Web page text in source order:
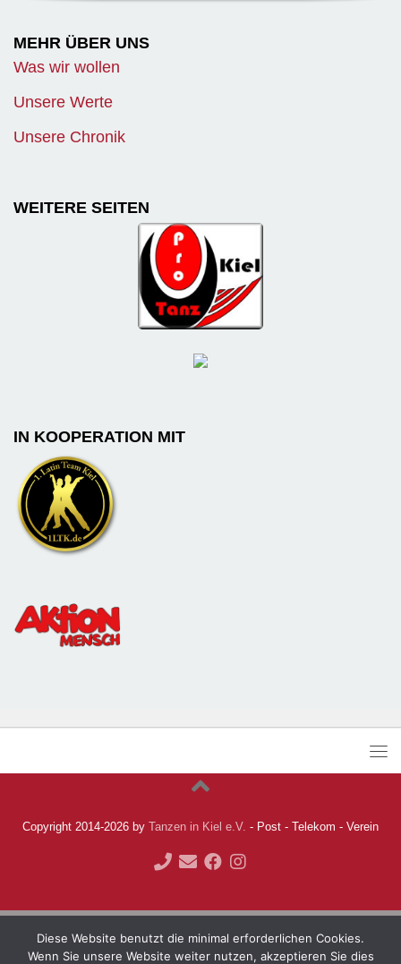
MEHR ÜBER UNS
Was wir wollen
Unsere Werte
Unsere Chronik
WEITERE SEITEN
IN KOOPERATION MIT
Copyright 2014-2026 by Tanzen in Kiel e.V. - Post - Telekom - Verein
Diese Website benutzt die minimal erforderlichen Cookies.
Wenn Sie unsere Website weiter nutzen, akzeptieren Sie dies